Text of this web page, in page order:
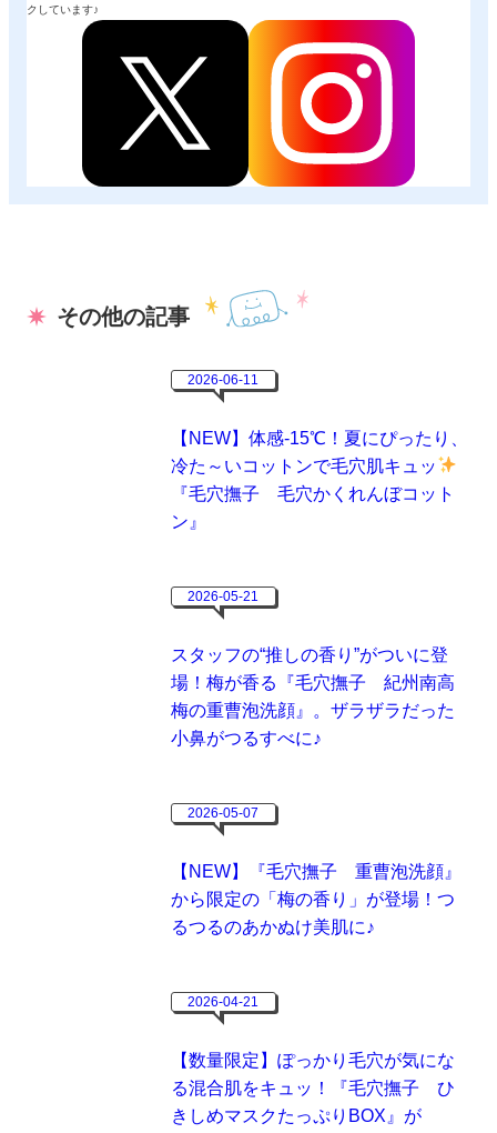
クしています♪
その他の記事
2026-06-11
【NEW】体感-15℃！夏にぴったり、
冷た～いコットンで毛穴肌キュッ
『毛穴撫子 毛穴かくれんぼコット
ン』
2026-05-21
スタッフの“推しの香り”がついに登
場！梅が香る『毛穴撫子 紀州南高
梅の重曹泡洗顔』。ザラザラだった
小鼻がつるすべに♪
2026-05-07
【NEW】『毛穴撫子 重曹泡洗顔』
から限定の「梅の香り」が登場！つ
るつるのあかぬけ美肌に♪
2026-04-21
【数量限定】ぽっかり毛穴が気にな
る混合肌をキュッ！『毛穴撫子 ひ
きしめマスクたっぷりBOX』が